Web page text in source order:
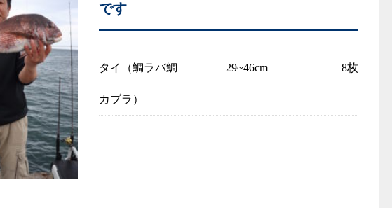
です
タイ（鯛ラバ鯛
カブラ）
29~46cm 8枚